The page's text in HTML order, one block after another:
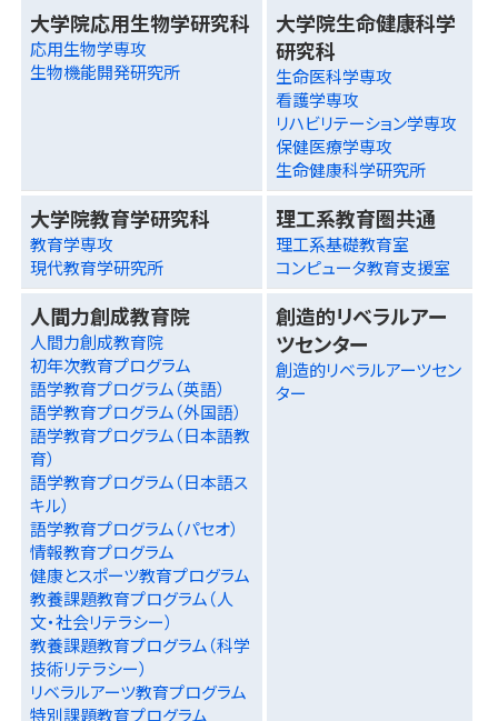
大学院応用生物学研究科
応用生物学専攻
生物機能開発研究所
大学院生命健康科学
研究科
生命医科学専攻
看護学専攻
リハビリテーション学専攻
保健医療学専攻
生命健康科学研究所
大学院教育学研究科
教育学専攻
現代教育学研究所
理工系教育圏共通
理工系基礎教育室
コンピュータ教育支援室
人間力創成教育院
人間力創成教育院
初年次教育プログラム
語学教育プログラム（英語）
語学教育プログラム（外国語）
語学教育プログラム（日本語教
育）
語学教育プログラム（日本語ス
キル）
語学教育プログラム（パセオ）
情報教育プログラム
健康とスポーツ教育プログラム
教養課題教育プログラム（人
文・社会リテラシー）
教養課題教育プログラム（科学
技術リテラシー）
リベラルアーツ教育プログラム
特別課題教育プログラム
創造的リベラルアー
ツセンター
創造的リベラルアーツセン
ター